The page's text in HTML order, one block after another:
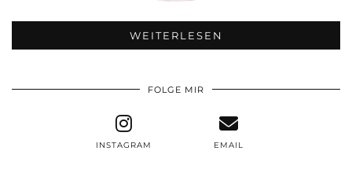
WEITERLESEN
FOLGE MIR
INSTAGRAM EMAIL